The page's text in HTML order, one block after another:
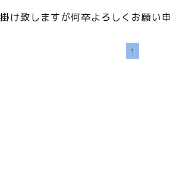
け致しますが何卒よろしくお願い申
1